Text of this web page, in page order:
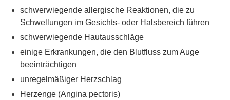
schwerwiegende allergische Reaktionen, die zu
Schwellungen im Gesichts- oder Halsbereich führen
schwerwiegende Hautausschläge
einige Erkrankungen, die den Blutfluss zum Auge
beeinträchtigen
unregelmäßiger Herzschlag
Herzenge (Angina pectoris)